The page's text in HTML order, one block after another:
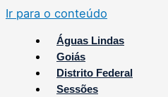
Ir para o conteúdo
Águas Lindas
Goiás
Distrito Federal
Sessões